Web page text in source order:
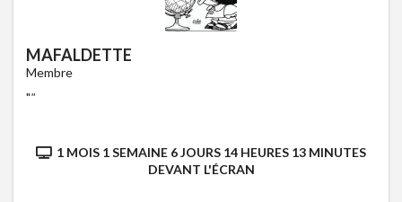
MAFALDETTE
Membre
""
1 MOIS 1 SEMAINE 6 JOURS 14 HEURES 13 MINUTES
DEVANT L'ÉCRAN